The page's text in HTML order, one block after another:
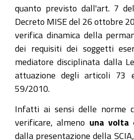
quanto previsto dall'art. 7 del
Decreto MISE del 26 ottobre
verifica dinamica della
dei requisiti dei soggetti
mediatore disciplinata dalla
attuazione degli articoli 73
59/2010.
Infatti ai sensi delle norme
verificare, almeno una volta
dalla presentazione della